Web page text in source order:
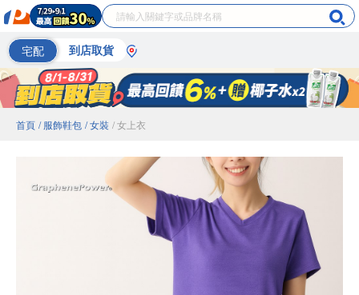
宅配 到店取貨
首頁 / 服飾鞋包 / 女裝 / 女上衣